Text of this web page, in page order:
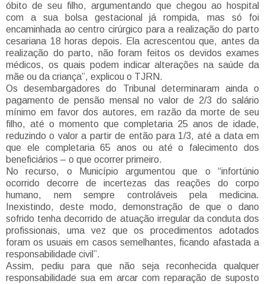
óbito de seu filho, argumentando que chegou ao hospital
com a sua bolsa gestacional já rompida, mas só foi
encaminhada ao centro cirúrgico para a realização do parto
cesariana 18 horas depois. Ela acrescentou que, antes da
realização do parto, não foram feitos os devidos exames
médicos, os quais podem indicar alterações na saúde da
mãe ou da criança”, explicou o TJRN.
Os desembargadores do Tribunal determinaram ainda o
pagamento de pensão mensal no valor de 2/3 do salário
mínimo em favor dos autores, em razão da morte de seu
filho, até o momento que completaria 25 anos de idade,
reduzindo o valor a partir de então para 1/3, até a data em
que ele completaria 65 anos ou até o falecimento dos
beneficiários – o que ocorrer primeiro.
No recurso, o Município argumentou que o “infortúnio
ocorrido decorre de incertezas das reações do corpo
humano, nem sempre controláveis pela medicina.
Inexistindo, deste modo, demonstração de que o dano
sofrido tenha decorrido de atuação irregular da conduta dos
profissionais, uma vez que os procedimentos adotados
foram os usuais em casos semelhantes, ficando afastada a
responsabilidade civil”.
Assim, pediu para que não seja reconhecida qualquer
responsabilidade sua em arcar com reparação de suposto